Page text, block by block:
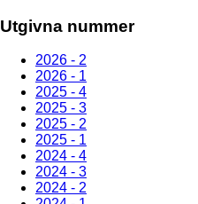
Utgivna nummer
2026 - 2
2026 - 1
2025 - 4
2025 - 3
2025 - 2
2025 - 1
2024 - 4
2024 - 3
2024 - 2